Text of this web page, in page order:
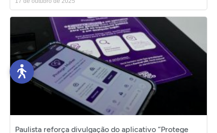
Paulista reforça divulgação do aplicativo “Protege